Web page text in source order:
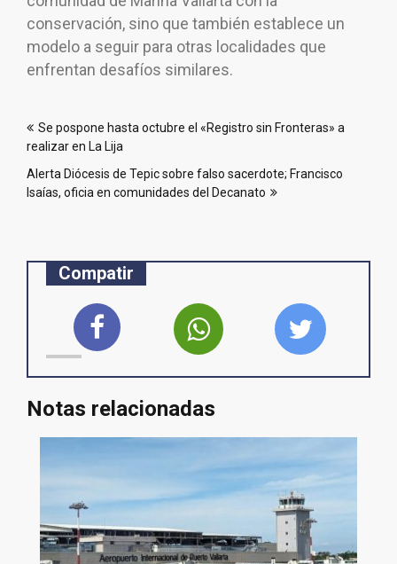
conservación, sino que también establece un
modelo a seguir para otras localidades que
enfrentan desafíos similares.
de
entradas
Se pospone hasta octubre el «Registro sin Fronteras» a
realizar en La Lija
Alerta Diócesis de Tepic sobre falso sacerdote; Francisco
Isaías, oficia en comunidades del Decanato
Compatir
Notas relacionadas